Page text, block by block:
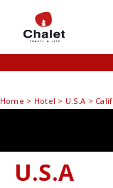
Home > Hotel > U.S.A >
U.S.A